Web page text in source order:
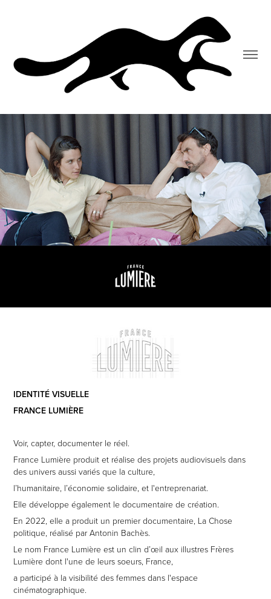
IDENTITÉ VISUELLE
FRANCE LUMIÈRE
Voir, capter, documenter le réel.
France Lumière produit et réalise des projets audiovisuels dans
des univers aussi variés que la culture,
l’humanitaire, l’économie solidaire, et l'entreprenariat.
Elle développe également le documentaire de création.
En 2022, elle a produit un premier documentaire, La Chose
politique, réalisé par Antonin Bachès.
Le nom France Lumière est un clin d’œil aux illustres Frères
Lumière dont l'une de leurs soeurs, France,
a participé à la visibilité des femmes dans l'espace
cinématographique.